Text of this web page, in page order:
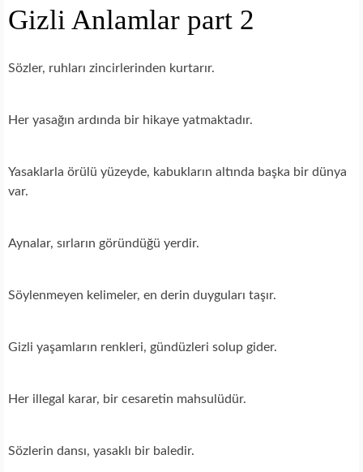
Gizli Anlamlar part 2
Sözler, ruhları zincirlerinden kurtarır.
Her yasağın ardında bir hikaye yatmaktadır.
Yasaklarla örülü yüzeyde, kabukların altında başka bir dünya
var.
Aynalar, sırların göründüğü yerdir.
Söylenmeyen kelimeler, en derin duyguları taşır.
Gizli yaşamların renkleri, gündüzleri solup gider.
Her illegal karar, bir cesaretin mahsulüdür.
Sözlerin dansı, yasaklı bir baledir.